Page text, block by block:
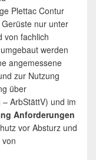
Plettac Contur
nur unter
von fachlich
werden
angemessene
zur Nutzung
über
ArbStättV) und im
Anforderungen
vor Absturz und